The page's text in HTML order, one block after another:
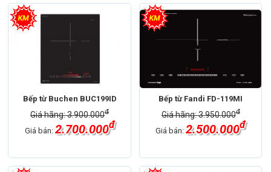
Bếp từ Buchen BUC199ID
Giá hãng: 3.900.000đ
Giá bán: 2.700.000đ
Bếp từ Fandi FD-119MI
Giá hãng: 3.950.000đ
Giá bán:2.500.000đ